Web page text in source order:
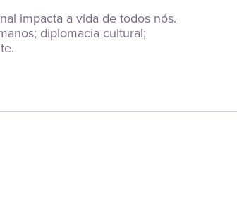
impacta a vida de todos nós.
diplomacia cultural;